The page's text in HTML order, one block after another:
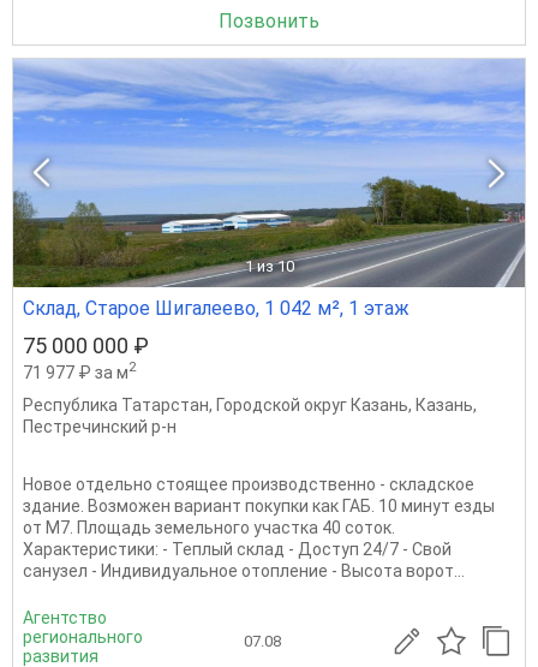
Позвонить
1 из 10
Склад, Старое Шигалеево, 1 042 м², 1 этаж
75 000 000 ₽
71 977 ₽ за м2
Республика Татарстан, Городской округ Казань, Казань,
Пестречинский р-н
Новое отдельно стоящее производственно - складское
здание. Возможен вариант покупки как ГАБ. 10 минут езды
от М7. Площадь земельного участка 40 соток.
Характеристики: - Теплый склад - Доступ 24/7 - Свой
санузел - Индивидуальное отопление - Высота ворот...
Агентство
регионального
развития
07.08